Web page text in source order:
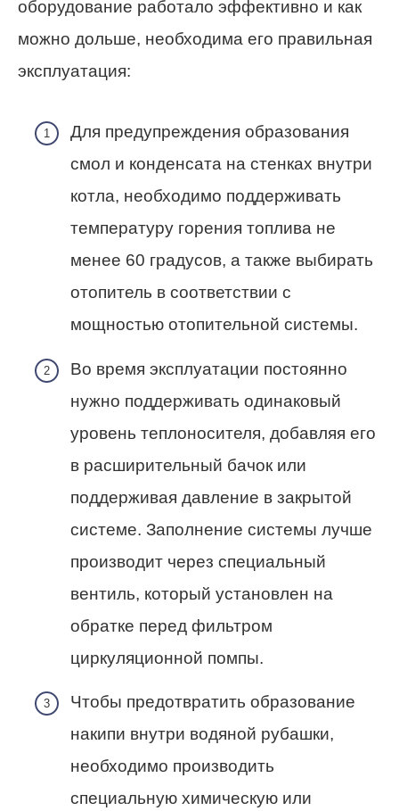
оборудование работало эффективно и как
можно дольше, необходима его правильная
эксплуатация:
Для предупреждения образования
смол и конденсата на стенках внутри
котла, необходимо поддерживать
температуру горения топлива не
менее 60 градусов, а также выбирать
отопитель в соответствии с
мощностью отопительной системы.
Во время эксплуатации постоянно
нужно поддерживать одинаковый
уровень теплоносителя, добавляя его
в расширительный бачок или
поддерживая давление в закрытой
системе. Заполнение системы лучше
производит через специальный
вентиль, который установлен на
обратке перед фильтром
циркуляционной помпы.
Чтобы предотвратить образование
накипи внутри водяной рубашки,
необходимо производить
специальную химическую или